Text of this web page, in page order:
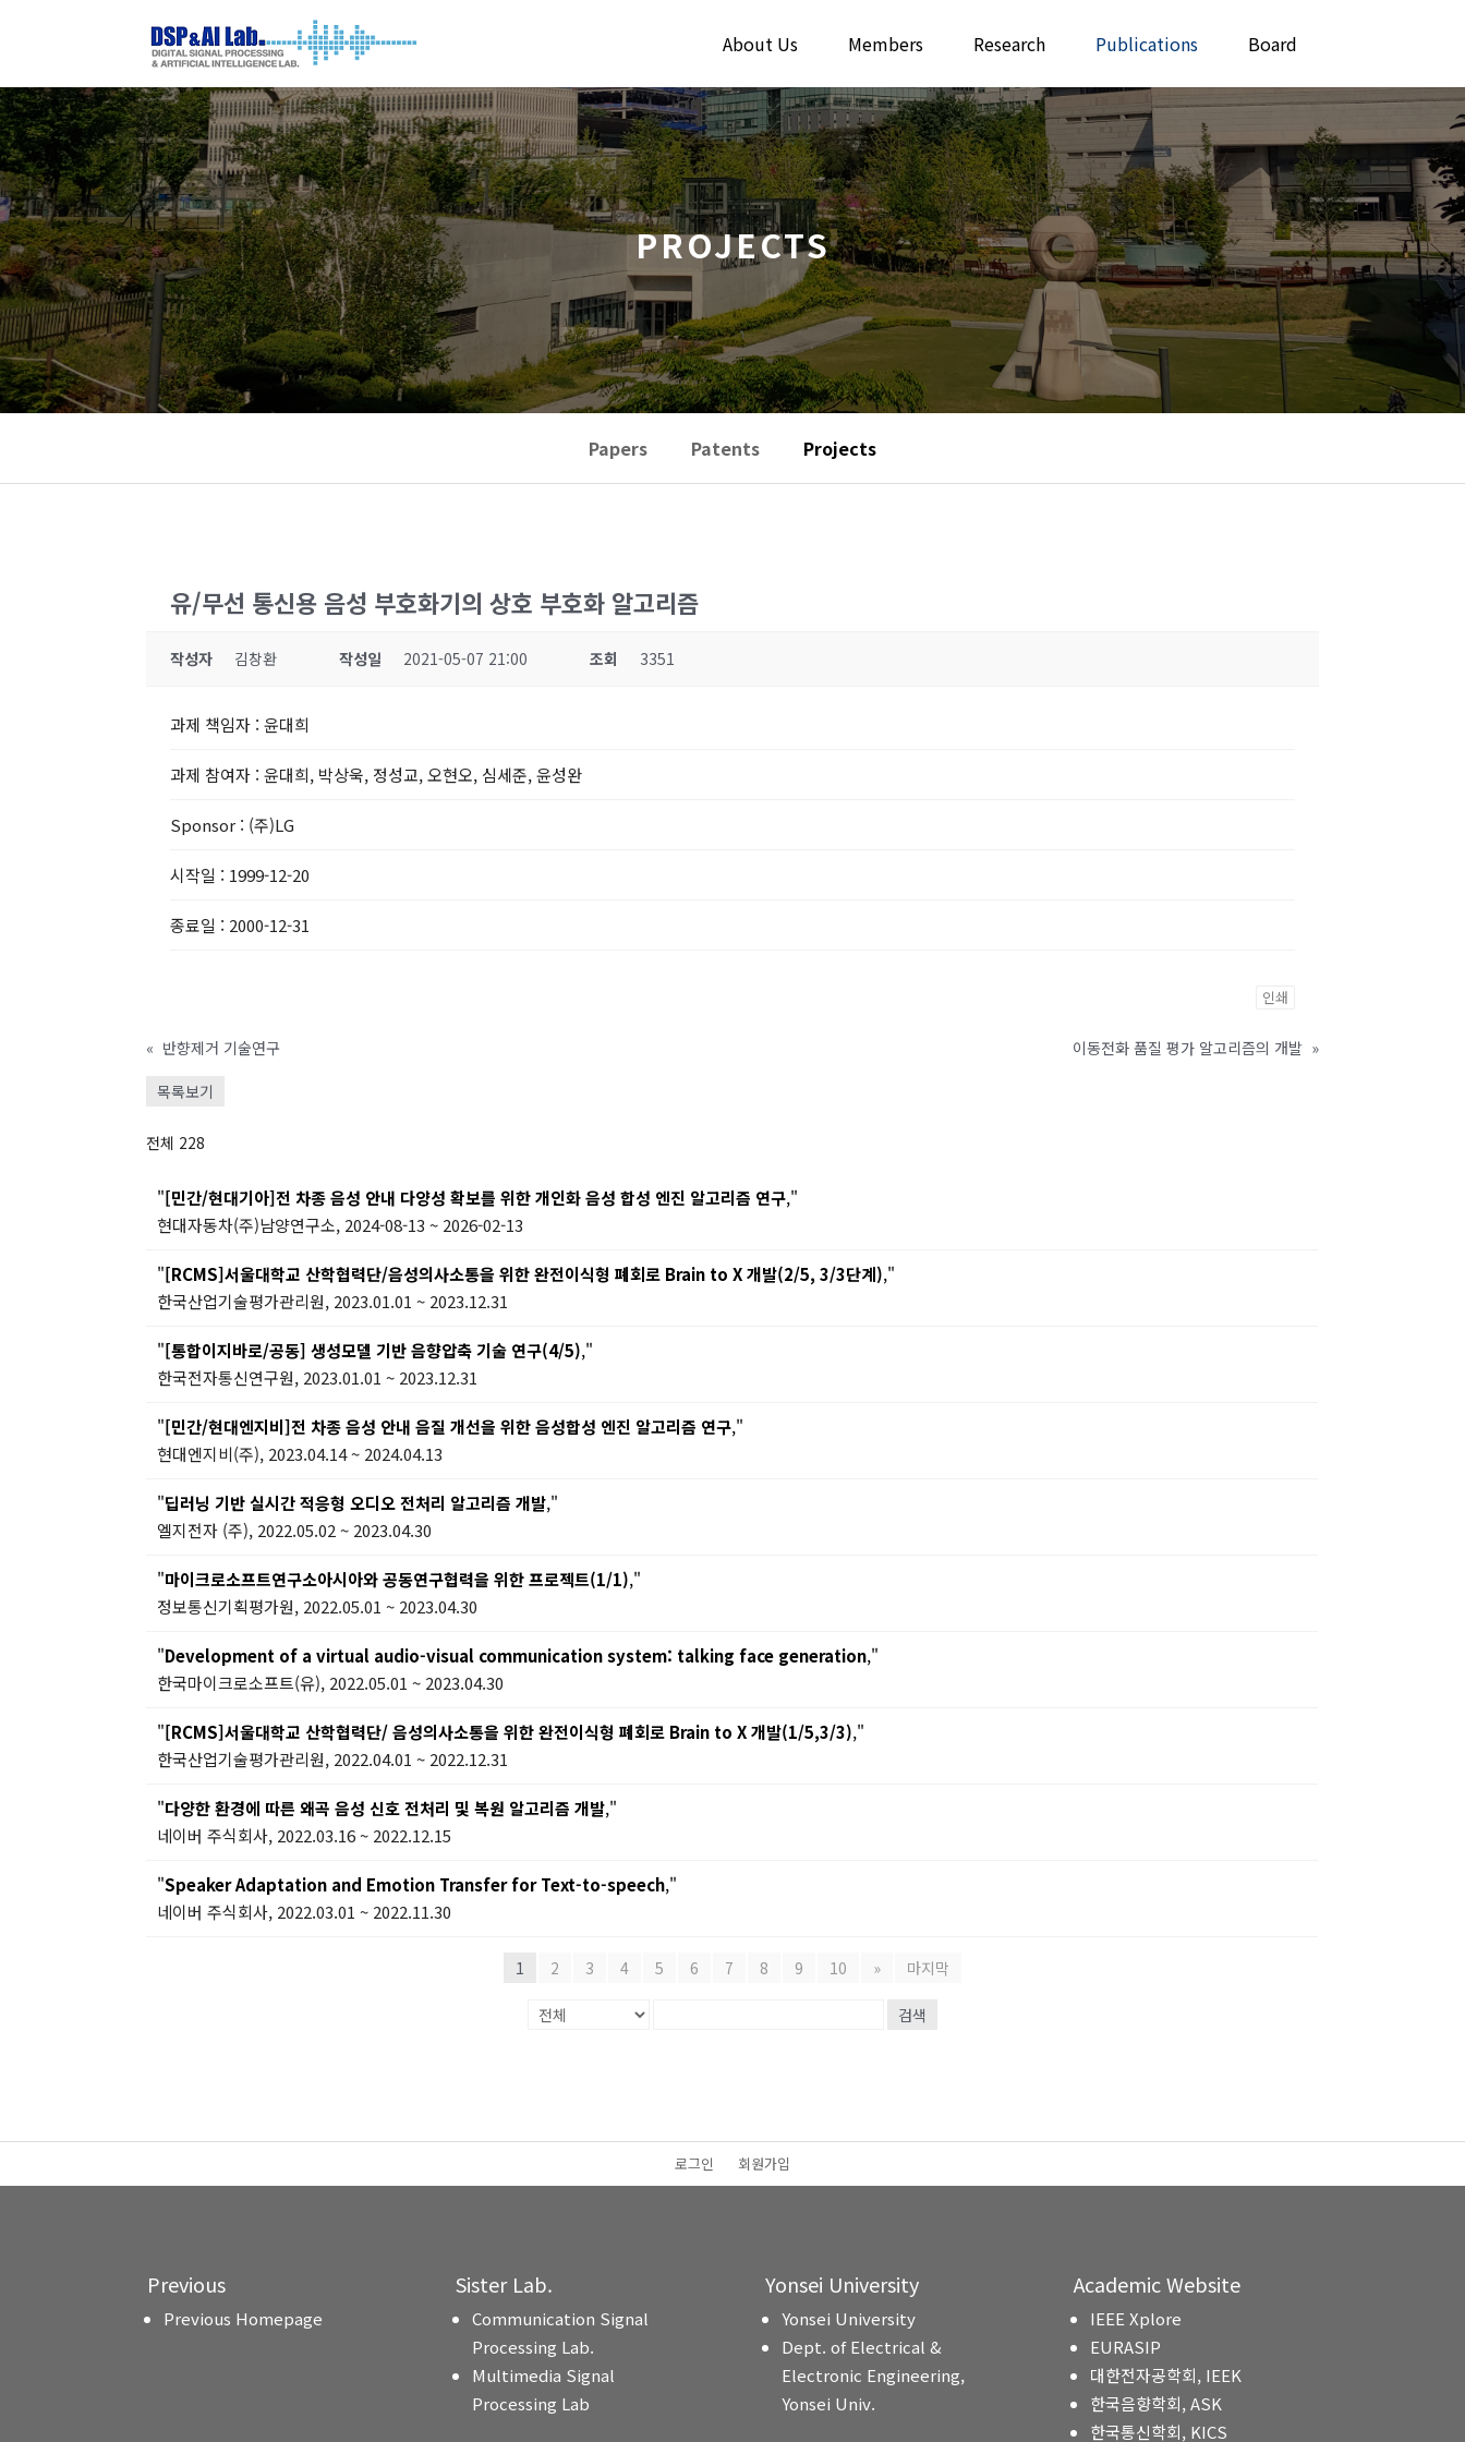
About Us Members Research Publications Board
PROJECTS
Papers Patents Projects
유/무선 통신용 음성 부호화기의 상호 부호화 알고리즘
작성자 김창환 작성일 2021-05-07 21:00 조회 3351
과제 책임자 : 윤대희
과제 참여자 : 윤대희, 박상욱, 정성교, 오현오, 심세준, 윤성완
Sponsor : (주)LG
시작일 : 1999-12-20
종료일 : 2000-12-31
인쇄
« 반향제거 기술연구 이동전화 품질 평가 알고리즘의 개발 »
목록보기
전체 228
"[민간/현대기아]전 차종 음성 안내 다양성 확보를 위한 개인화 음성 합성 엔진 알고리즘 연구,"
현대자동차(주)남양연구소, 2024-08-13 ~ 2026-02-13
"[RCMS]서울대학교 산학협력단/음성의사소통을 위한 완전이식형 폐회로 Brain to X 개발(2/5, 3/3단계),"
한국산업기술평가관리원, 2023.01.01 ~ 2023.12.31
"[통합이지바로/공동] 생성모델 기반 음향압축 기술 연구(4/5),"
한국전자통신연구원, 2023.01.01 ~ 2023.12.31
"[민간/현대엔지비]전 차종 음성 안내 음질 개선을 위한 음성합성 엔진 알고리즘 연구,"
현대엔지비(주), 2023.04.14 ~ 2024.04.13
"딥러닝 기반 실시간 적응형 오디오 전처리 알고리즘 개발,"
엘지전자 (주), 2022.05.02 ~ 2023.04.30
"마이크로소프트연구소아시아와 공동연구협력을 위한 프로젝트(1/1),"
정보통신기획평가원, 2022.05.01 ~ 2023.04.30
"Development of a virtual audio-visual communication system: talking face generation,"
한국마이크로소프트(유), 2022.05.01 ~ 2023.04.30
"[RCMS]서울대학교 산학협력단/ 음성의사소통을 위한 완전이식형 폐회로 Brain to X 개발(1/5,3/3),"
한국산업기술평가관리원, 2022.04.01 ~ 2022.12.31
"다양한 환경에 따른 왜곡 음성 신호 전처리 및 복원 알고리즘 개발,"
네이버 주식회사, 2022.03.16 ~ 2022.12.15
"Speaker Adaptation and Emotion Transfer for Text-to-speech,"
네이버 주식회사, 2022.03.01 ~ 2022.11.30
1 2 3 4 5 6 7 8 9 10 » 마지막
검색
로그인 회원가입
Previous
Previous Homepage
Sister Lab.
Communication Signal
Processing Lab.
Multimedia Signal
Processing Lab
Yonsei University
Yonsei University
Dept. of Electrical &
Electronic Engineering,
Yonsei Univ.
Academic Website
IEEE Xplore
EURASIP
대한전자공학회, IEEK
한국음향학회, ASK
한국통신학회, KICS